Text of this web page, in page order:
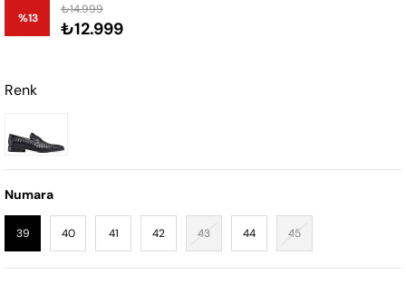
%13
İndirim
₺14.999
₺12.999
Renk
Numara
39 40 41 42 43 44 45